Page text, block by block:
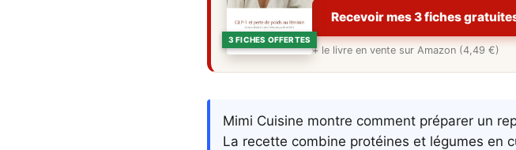
3 FICHES OFFERTES
Recevoir mes 3 fiches
+ le livre en vente sur Amazon (4,49 €)
Mimi Cuisine montre comment préparer un
La recette combine protéines et légumes en